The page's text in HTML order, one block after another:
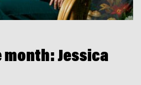
month: Jessica